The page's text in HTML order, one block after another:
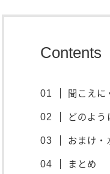
Contents
聞こえに
どのよう
おまけ・
まとめ